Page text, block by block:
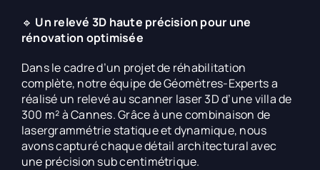
🔹 Un relevé 3D haute précision pour une
rénovation optimisée
Dans le cadre d’un projet de réhabilitation
complète, notre équipe de Géomètres-Experts a
réalisé un relevé au scanner laser 3D d’une villa de
300 m² à Cannes. Grâce à une combinaison de
lasergrammétrie statique et dynamique, nous
avons capturé chaque détail architectural avec
une précision sub centimétrique.